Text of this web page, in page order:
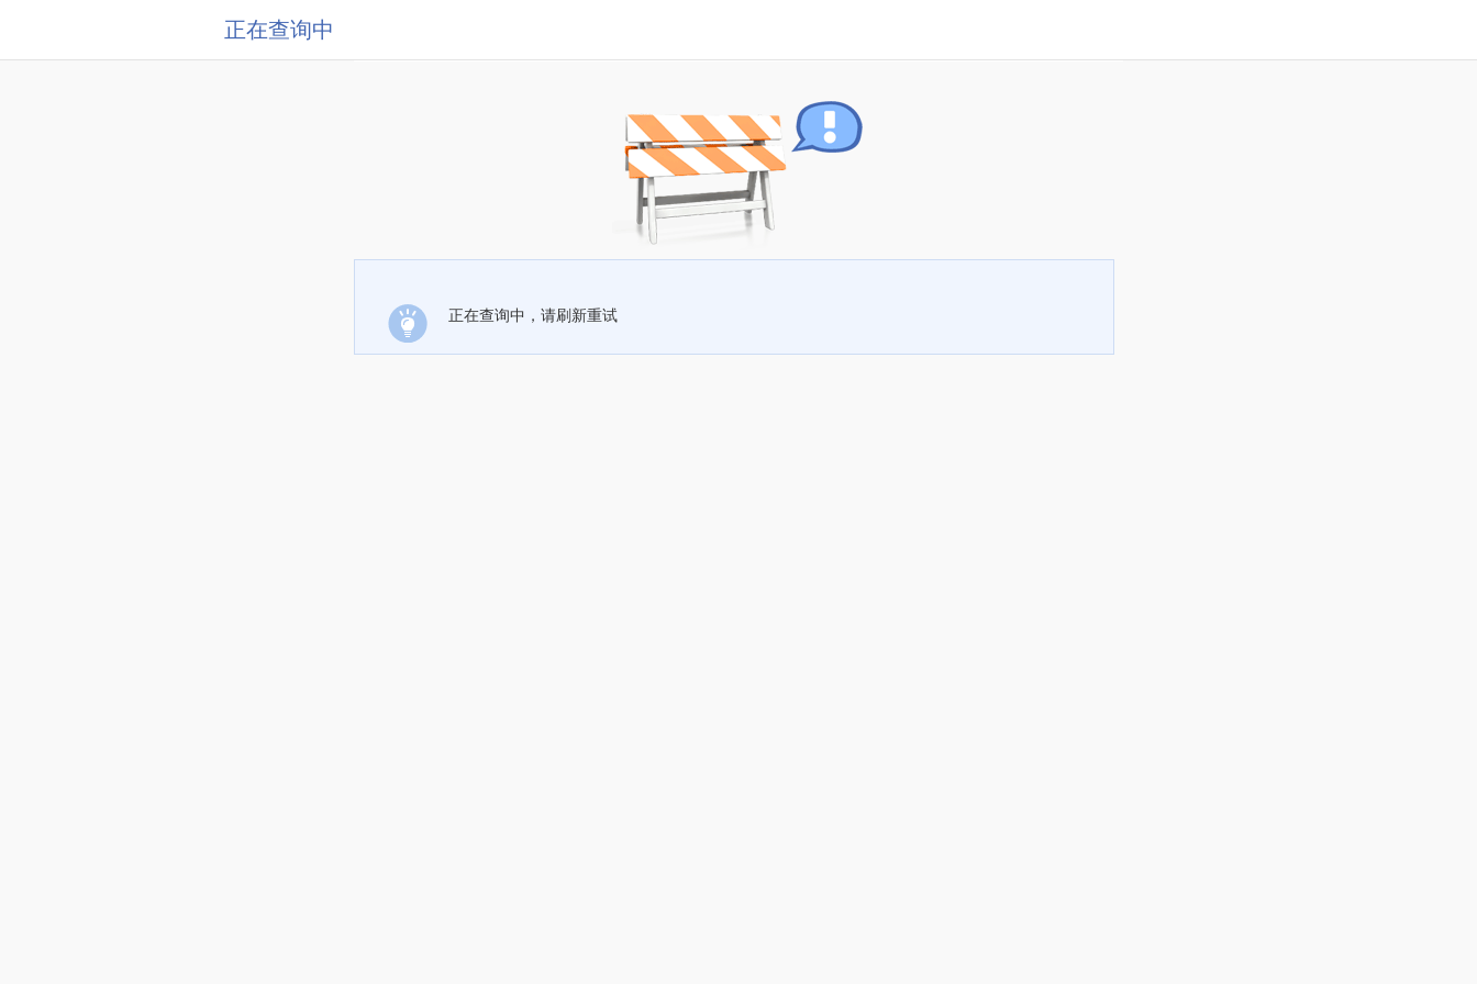
正在查询中
正在查询中，请刷新重试